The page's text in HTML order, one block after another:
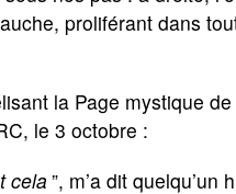
proliférant dans
la Page mystique
le 3 octobre :
cela ”, m’a dit